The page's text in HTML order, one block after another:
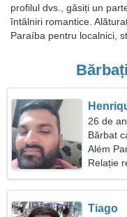
profilul dvs., găsiți un
întâlniri romantice.
Paraíba pentru localnici,
26 de
Bărbat
Além
Relație
Tiago